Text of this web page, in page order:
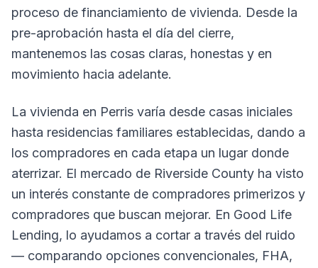
proceso de financiamiento de vivienda. Desde la
pre-aprobación hasta el día del cierre,
mantenemos las cosas claras, honestas y en
movimiento hacia adelante.
La vivienda en Perris varía desde casas iniciales
hasta residencias familiares establecidas, dando a
los compradores en cada etapa un lugar donde
aterrizar. El mercado de Riverside County ha visto
un interés constante de compradores primerizos y
compradores que buscan mejorar. En Good Life
Lending, lo ayudamos a cortar a través del ruido
— comparando opciones convencionales, FHA,